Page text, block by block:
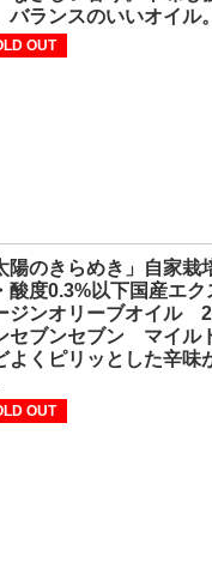
バランスのいいオイル。
OUT
陽のきらめき」自家栽
酸度0.3%以下国産エク
ジンオリーブオイル
セブンセブン マイル
よくピリッとした辛味
OUT